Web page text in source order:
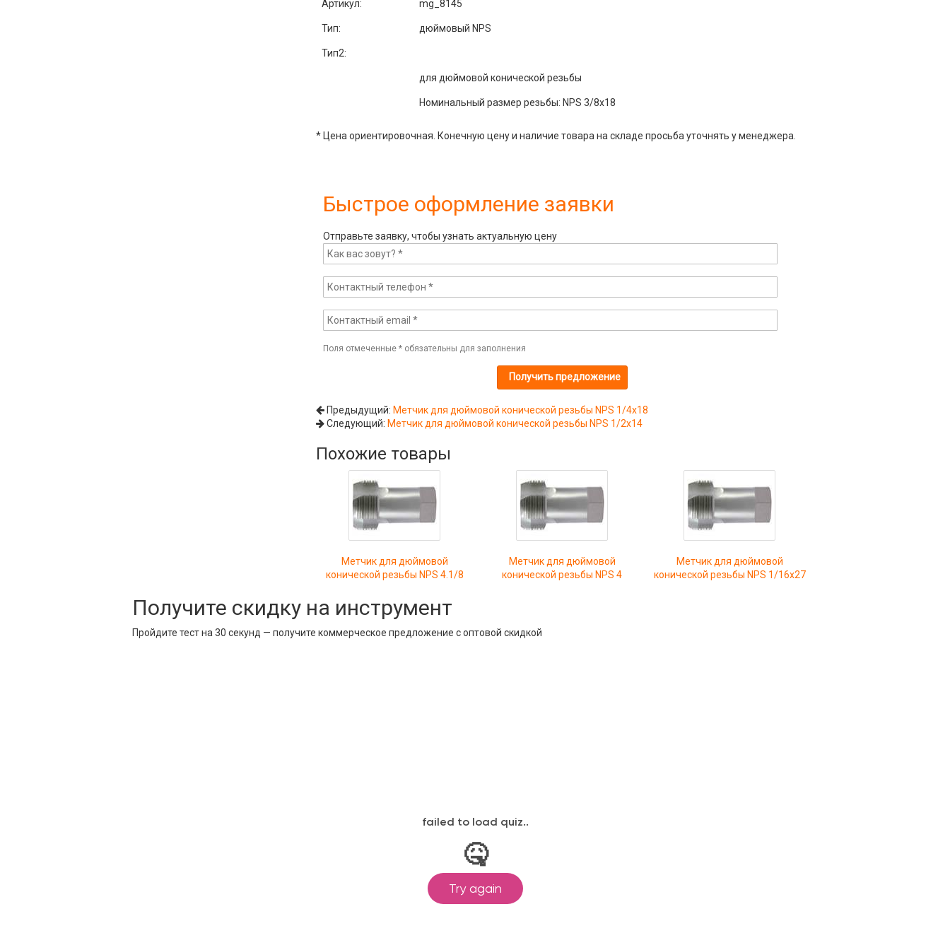
Артикул: mg_8145
Тип: дюймовый NPS
Тип2:
для дюймовой конической резьбы
Номинальный размер резьбы: NPS 3/8x18
* Цена ориентировочная. Конечную цену и наличие товара на складе просьба уточнять у менеджера.
Быстрое оформление заявки
Отправьте заявку, чтобы узнать актуальную цену
Поля отмеченные *обязательны для заполнения
Предыдущий: Метчик для дюймовой конической резьбы NPS 1/4x18
Следующий: Метчик для дюймовой конической резьбы NPS 1/2x14
Похожие товары
Метчик для дюймовой
конической резьбы NPS 4.1/8
Метчик для дюймовой
конической резьбы NPS 4
Метчик для дюймовой
конической резьбы NPS 1/16x27
Получите скидку на инструмент
Пройдите тест на 30 секунд — получите коммерческое предложение с оптовой скидкой